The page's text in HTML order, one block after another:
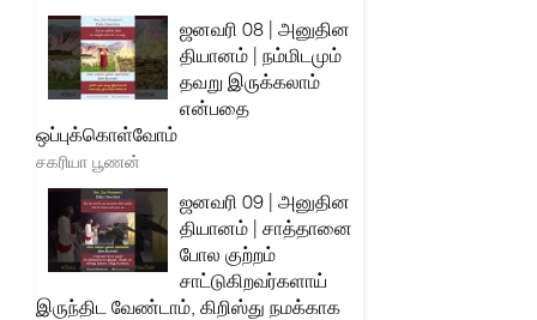
ஜனவரி 08 | அனுதின
தியானம் | நம்மிடமும்
தவறு இருக்கலாம்
என்பதை
ஒப்புக்கொள்வோம்
சகரியா பூணன்
ஜனவரி 09 | அனுதின
தியானம் | சாத்தானை
போல குற்றம்
சாட்டுகிறவர்களாய்
இருந்திட வேண்டாம், கிறிஸ்து நமக்காக